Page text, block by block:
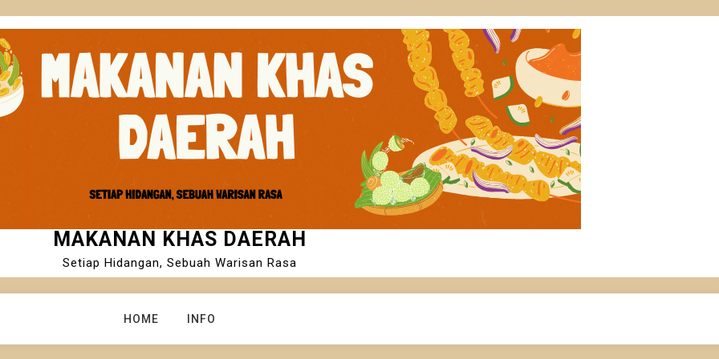
MAKANAN KHAS DAERAH
Setiap Hidangan, Sebuah Warisan Rasa
HOME INFO